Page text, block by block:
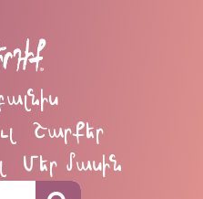
Շարքեր
Մեր մասին